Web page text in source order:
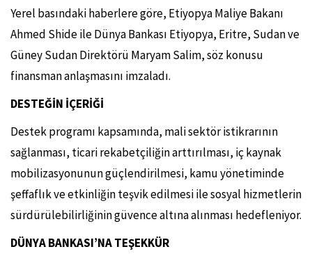
Yerel basındaki haberlere göre, Etiyopya Maliye Bakanı
Ahmed Shide ile Dünya Bankası Etiyopya, Eritre, Sudan ve
Güney Sudan Direktörü Maryam Salim, söz konusu
finansman anlaşmasını imzaladı.
DESTEĞİN İÇERİĞİ
Destek programı kapsamında, mali sektör istikrarının
sağlanması, ticari rekabetçiliğin arttırılması, iç kaynak
mobilizasyonunun güçlendirilmesi, kamu yönetiminde
şeffaflık ve etkinliğin teşvik edilmesi ile sosyal hizmetlerin
sürdürülebilirliğinin güvence altına alınması hedefleniyor.
DÜNYA BANKASI’NA TEŞEKKÜR